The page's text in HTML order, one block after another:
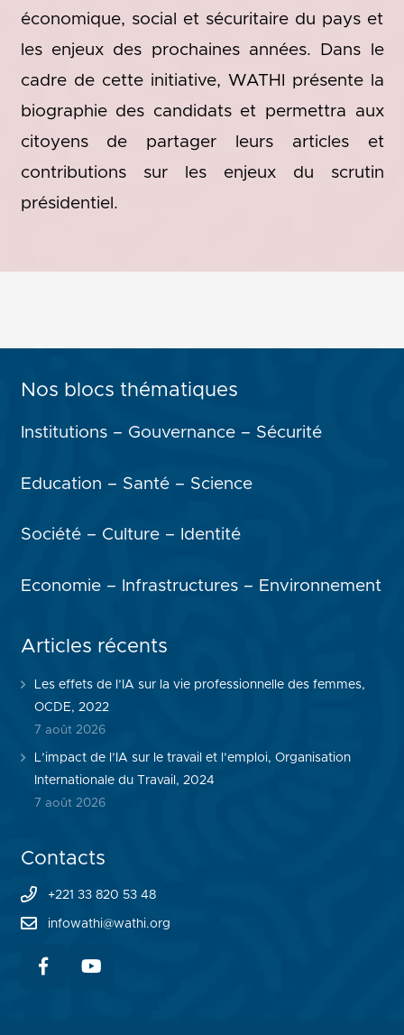
économique, social et sécuritaire du pays et
les enjeux des prochaines années. Dans le
cadre de cette initiative, WATHI présente la
biographie des candidats et permettra aux
citoyens de partager leurs articles et
contributions sur les enjeux du scrutin
présidentiel.
Nos blocs thématiques
Institutions – Gouvernance – Sécurité
Education – Santé – Science
Société – Culture – Identité
Economie – Infrastructures – Environnement
Articles récents
Les effets de l’IA sur la vie professionnelle des femmes,
OCDE, 2022
7 août 2026
L’impact de l’IA sur le travail et l’emploi, Organisation
Internationale du Travail, 2024
7 août 2026
Contacts
+221 33 820 53 48
infowathi@wathi.org